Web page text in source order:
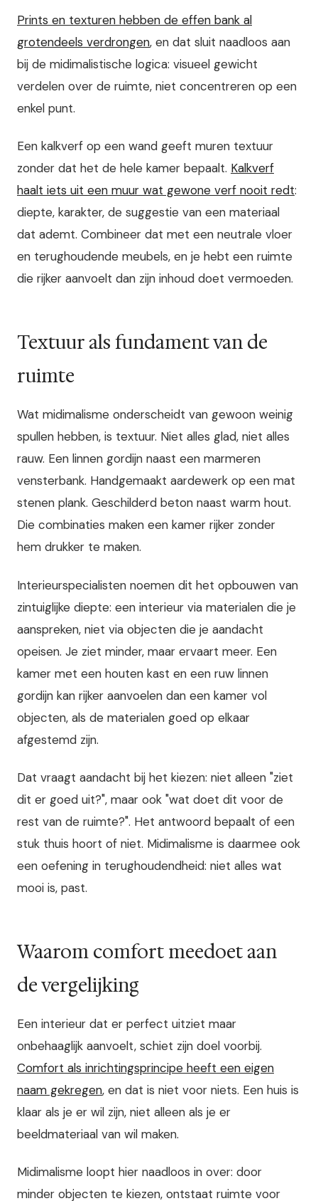
Prints en texturen hebben de effen bank al
grotendeels verdrongen, en dat sluit naadloos aan
bij de midimalistische logica: visueel gewicht
verdelen over de ruimte, niet concentreren op een
enkel punt.
Een kalkverf op een wand geeft muren textuur
zonder dat het de hele kamer bepaalt. Kalkverf
haalt iets uit een muur wat gewone verf nooit redt:
diepte, karakter, de suggestie van een materiaal
dat ademt. Combineer dat met een neutrale vloer
en terughoudende meubels, en je hebt een ruimte
die rijker aanvoelt dan zijn inhoud doet vermoeden.
Textuur als fundament van de
ruimte
Wat midimalisme onderscheidt van gewoon weinig
spullen hebben, is textuur. Niet alles glad, niet alles
rauw. Een linnen gordijn naast een marmeren
vensterbank. Handgemaakt aardewerk op een mat
stenen plank. Geschilderd beton naast warm hout.
Die combinaties maken een kamer rijker zonder
hem drukker te maken.
Interieurspecialisten noemen dit het opbouwen van
zintuiglijke diepte: een interieur via materialen die je
aanspreken, niet via objecten die je aandacht
opeisen. Je ziet minder, maar ervaart meer. Een
kamer met een houten kast en een ruw linnen
gordijn kan rijker aanvoelen dan een kamer vol
objecten, als de materialen goed op elkaar
afgestemd zijn.
Dat vraagt aandacht bij het kiezen: niet alleen "ziet
dit er goed uit?", maar ook "wat doet dit voor de
rest van de ruimte?". Het antwoord bepaalt of een
stuk thuis hoort of niet. Midimalisme is daarmee ook
een oefening in terughoudendheid: niet alles wat
mooi is, past.
Waarom comfort meedoet aan
de vergelijking
Een interieur dat er perfect uitziet maar
onbehaaglijk aanvoelt, schiet zijn doel voorbij.
Comfort als inrichtingsprincipe heeft een eigen
naam gekregen, en dat is niet voor niets. Een huis is
klaar als je er wil zijn, niet alleen als je er
beeldmateriaal van wil maken.
Midimalisme loopt hier naadloos in over: door
minder objecten te kiezen, ontstaat ruimte voor